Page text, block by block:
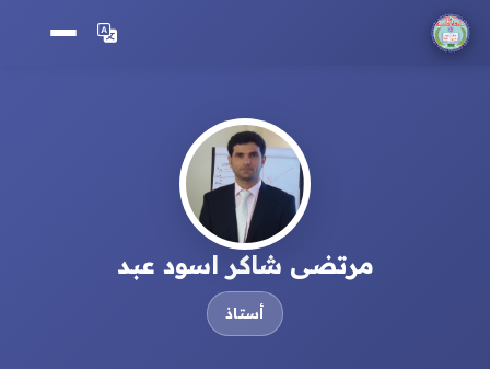
مرتضى شاكر اسود عبد
أستاذ